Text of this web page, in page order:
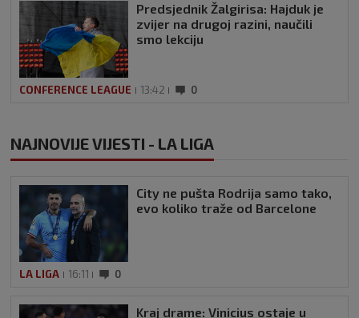
Predsjednik Žalgirisa: Hajduk je
zvijer na drugoj razini, naučili
smo lekciju
CONFERENCE LEAGUE 13:42 0
NAJNOVIJE VIJESTI - LA LIGA
City ne pušta Rodrija samo tako,
evo koliko traže od Barcelone
LA LIGA 16:11 0
Kraj drame: Vinicius ostaje u